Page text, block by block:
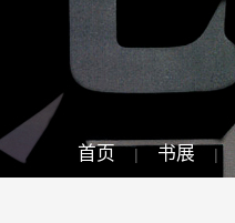
首页 书展